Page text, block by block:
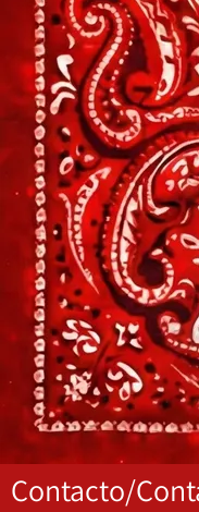
Contacto/